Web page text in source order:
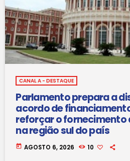
CANAL A - DESTAQUE
Parlamento prepara a
acordo de
reforçar o fornecimento
na região sul do país
today AGOSTO 6, 2026 10